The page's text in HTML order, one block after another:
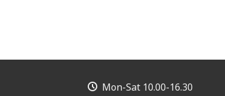
Mon-Sat 10.00-16.30